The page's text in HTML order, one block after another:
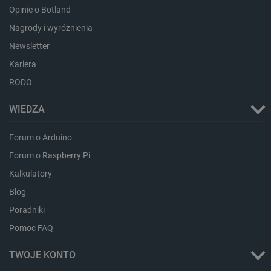
Opinie o Botland
Nagrody i wyróżnienia
Newsletter
Kariera
RODO
WIEDZA
Forum o Arduino
Forum o Raspberry Pi
Kalkulatory
Blog
Poradniki
Pomoc FAQ
TWOJE KONTO